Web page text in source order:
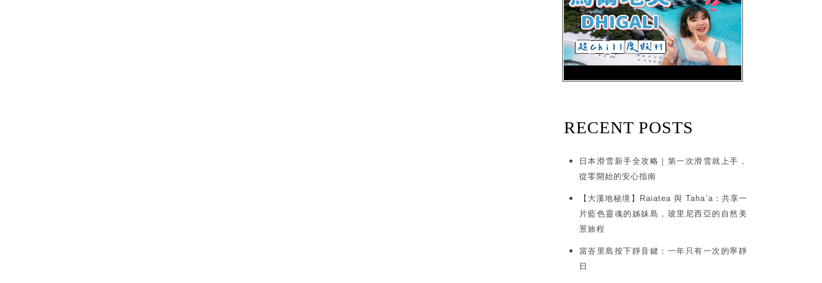
RECENT POSTS
日本滑雪新手全攻略｜第一次滑雪就上手，
從零開始的安心指南
【大溪地秘境】Raiatea 與 Taha’a：共享一
片藍色靈魂的姊妹島，玻里尼西亞的自然美
景旅程
當峇里島按下靜音鍵：一年只有一次的寧靜
日